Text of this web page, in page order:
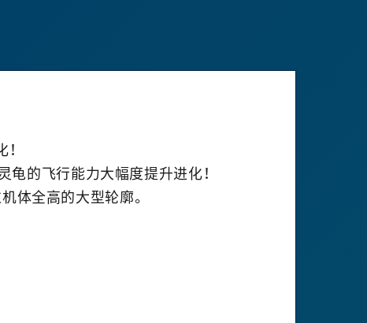
龟的飞行能力大幅度提升进化！
体全高的大型轮廓。